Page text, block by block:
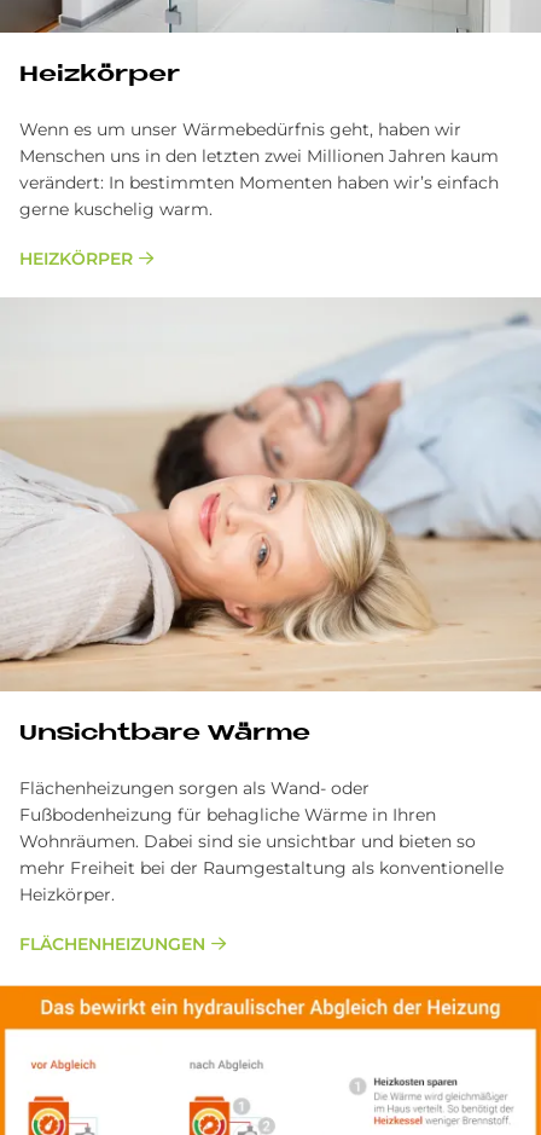
Heizkörper
Wenn es um unser Wärmebedürfnis geht, haben wir
Menschen uns in den letzten zwei Millionen Jahren kaum
verändert: In bestimmten Momenten haben wir’s einfach
gerne kuschelig warm.
HEIZKÖRPER
Un­sicht­ba­re Wär­me
Flächenheizungen sorgen als Wand- oder
Fußbodenheizung für behagliche Wärme in Ihren
Wohnräumen. Dabei sind sie unsichtbar und bieten so
mehr Freiheit bei der Raumgestaltung als konventionelle
Heizkörper.
FLÄCHENHEIZUNGEN